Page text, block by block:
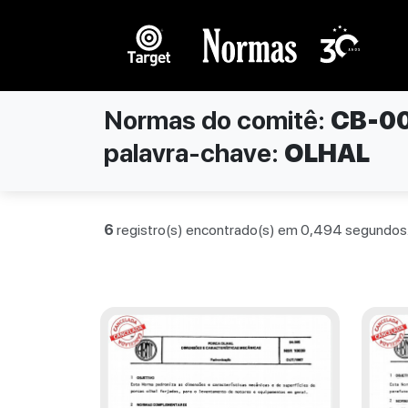
Normas do comitê: CB-
palavra-chave: OLHAL
6 registro(s) encontrado(s) em 0,494 segundos.